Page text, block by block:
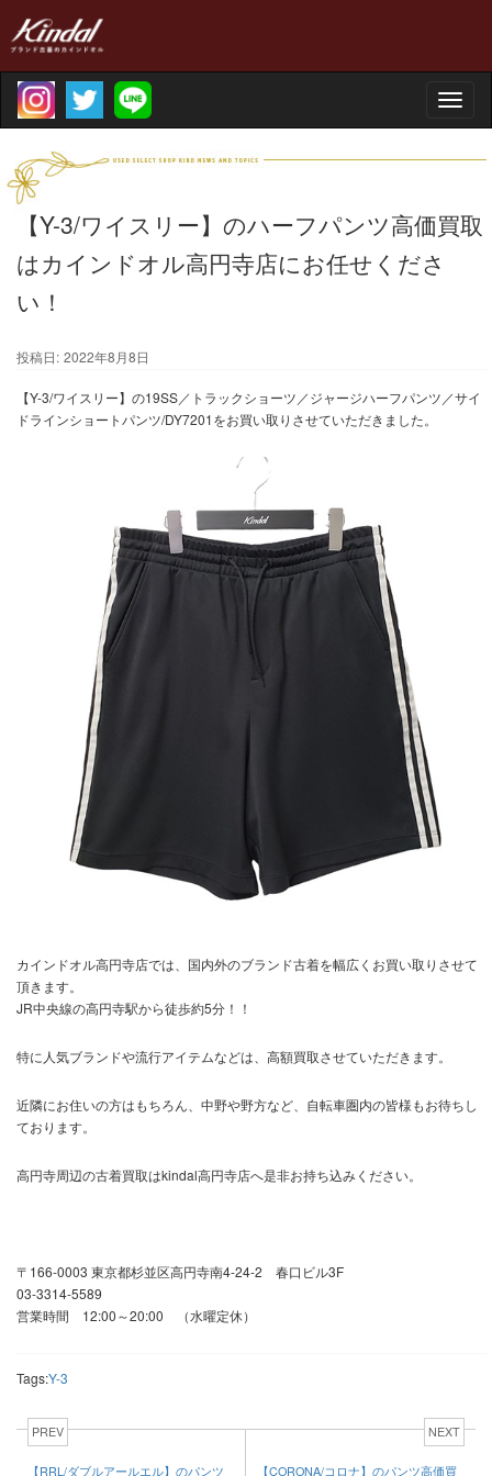
Toggle
【Y-3/ワイスリー】のハーフパンツ高価買取
はカインドオル高円寺店にお任せくださ
い！
投稿日: 2022年8月8日
【Y-3/ワイスリー】の19SS／トラックショーツ／ジャージハーフパンツ／サイ
ドラインショートパンツ/DY7201をお買い取りさせていただきました。
カインドオル高円寺店では、国内外のブランド古着を幅広くお買い取りさせて
頂きます。
JR中央線の高円寺駅から徒歩約5分！！
特に人気ブランドや流行アイテムなどは、高額買取させていただきます。
近隣にお住いの方はもちろん、中野や野方など、自転車圏内の皆様もお待ちし
ております。
高円寺周辺の古着買取はkindal高円寺店へ是非お持ち込みください。
〒166-0003 東京都杉並区高円寺南4-24-2 春口ビル3F
03-3314-5589
営業時間 12:00～20:00 （水曜定休）
Tags:Y-3
PREV
【RRL/ダブルアールエル】のパンツ
NEXT
【CORONA/コロナ】のパンツ高価買